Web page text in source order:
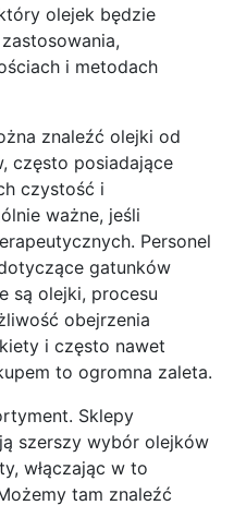
olejek będzie
i metodach
znaleźć olejki od
często posiadające
czystość i
ważne, jeśli
Personel
gatunków
są olejki, procesu
obejrzenia
i często nawet
to ogromna zaleta.
Sklepy
szerszy wybór olejków
włączając w to
tam znaleźć